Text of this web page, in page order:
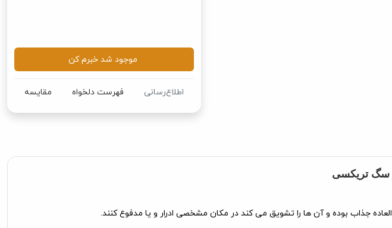
موجود شد خبرم کن
اطلاع‌رسانی فهرست دلخواه مقایسه
سگ تریکسی
جذاب بوده و آن ها را تشویق می کند در مکان مشخصی ادرار و یا مدفوع کنند.